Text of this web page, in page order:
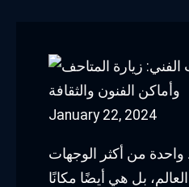
January 22, 2024
من أكثر الوجهات
بل هي أيضًا مكانًا